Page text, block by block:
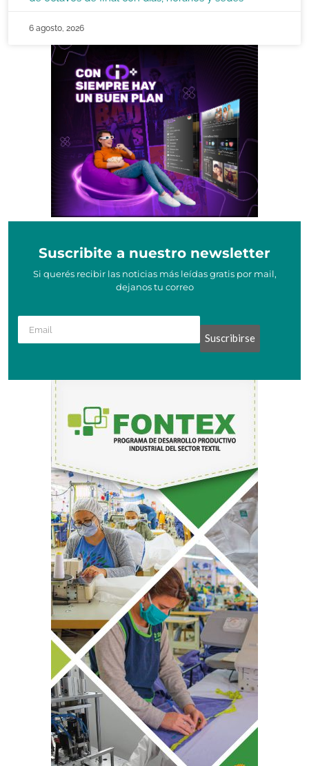
6 agosto, 2026
Suscribite a nuestro newsletter
Si querés recibir las noticias más leídas gratis por mail,
dejanos tu correo
Suscribirse